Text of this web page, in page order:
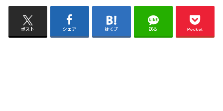
ポスト シェア はてブ 送る Pocket